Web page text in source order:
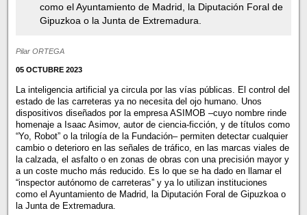
como el Ayuntamiento de Madrid, la Diputación Foral de
Gipuzkoa o la Junta de Extremadura.
Pilar ORTEGA
05 OCTUBRE 2023
La inteligencia artificial ya circula por las vías públicas. El control del
estado de las carreteras ya no necesita del ojo humano. Unos
dispositivos diseñados por la empresa ASIMOB –cuyo nombre rinde
homenaje a Isaac Asimov, autor de ciencia-ficción, y de títulos como
“Yo, Robot” o la trilogía de la Fundación– permiten detectar cualquier
cambio o deterioro en las señales de tráfico, en las marcas viales de
la calzada, el asfalto o en zonas de obras con una precisión mayor y
a un coste mucho más reducido. Es lo que se ha dado en llamar el
“inspector autónomo de carreteras” y ya lo utilizan instituciones
como el Ayuntamiento de Madrid, la Diputación Foral de Gipuzkoa o
la Junta de Extremadura.